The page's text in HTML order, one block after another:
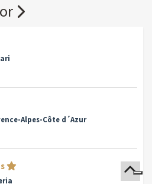
Alpes-Côte d´Azur